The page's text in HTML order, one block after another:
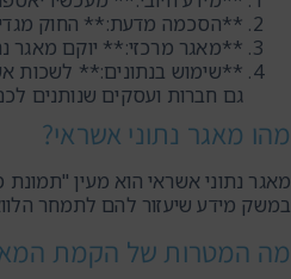
**הסכמה מדעת:** החוק
**מאגר מרכזי:** יוקם מאגר
**שימוש בנתונים:** לשכות
גם חברות ועסקים שנותנים
מהו מאגר נתוני אשראי?
מאגר נתוני אשראי הוא מעין
במשק מידע שיעזור להם לתמחר
מה המטרות של הקמת